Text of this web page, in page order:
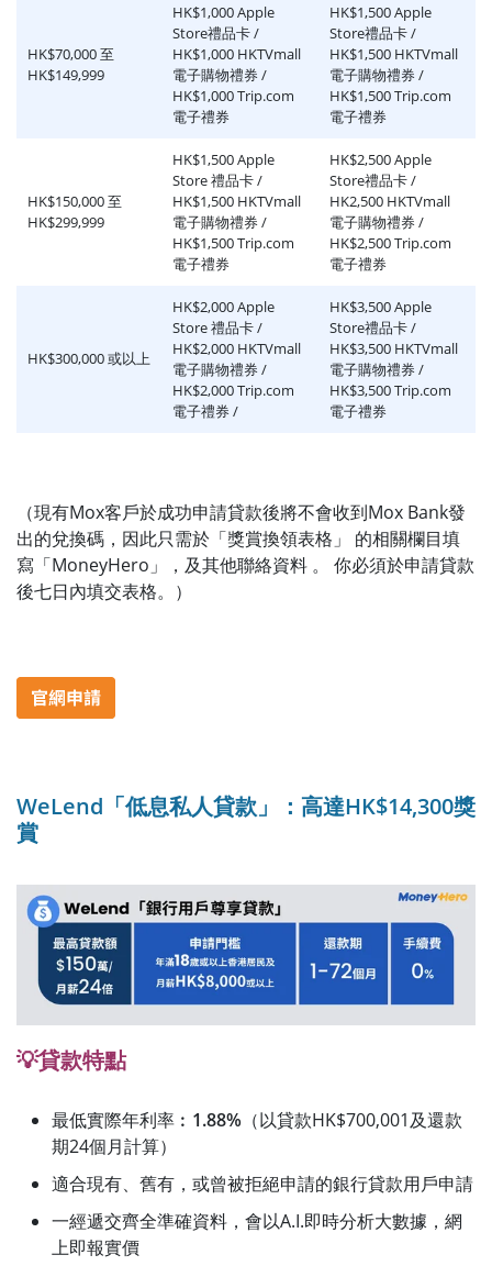
HK$70,000 至
HK$149,999
HK$1,000 Apple
Store禮品卡 /
HK$1,000 HKTVmall
電子購物禮券 /
HK$1,000 Trip.com
電子禮券
HK$1,500 Apple
Store禮品卡 /
HK$1,500 HKTVmall
電子購物禮券 /
HK$1,500 Trip.com
電子禮券
HK$150,000 至
HK$299,999
HK$1,500 Apple
Store 禮品卡 /
HK$1,500 HKTVmall
電子購物禮券 /
HK$1,500 Trip.com
電子禮券
HK$2,500 Apple
Store禮品卡 /
HK2,500 HKTVmall
電子購物禮券 /
HK$2,500 Trip.com
電子禮券
HK$300,000 或以上
HK$2,000 Apple
Store 禮品卡 /
HK$2,000 HKTVmall
電子購物禮券 /
HK$2,000 Trip.com
電子禮券 /
HK$3,500 Apple
Store禮品卡 /
HK$3,500 HKTVmall
電子購物禮券 /
HK$3,500 Trip.com
電子禮券
（現有Mox客戶於成功申請貸款後將不會收到Mox Bank發
出的兌換碼，因此只需於「獎賞換領表格」 的相關欄目填
寫「MoneyHero」，及其他聯絡資料 。 你必須於申請貸款
後七日內填交表格。）
WeLend「低息私人貸款」：高達HK$14,300獎
賞
💡貸款特點
最低實際年利率︰ 1.88% （以貸款HK$700,001及還款
期24個月計算）
適合現有、舊有，或曾被拒絕申請的銀行貸款用戶申請
一經遞交齊全準確資料，會以A.I.即時分析大數據，網
上即報實價